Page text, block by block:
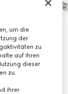
um die
der
zu
auf Ihren
dieser
zu.
ihrer